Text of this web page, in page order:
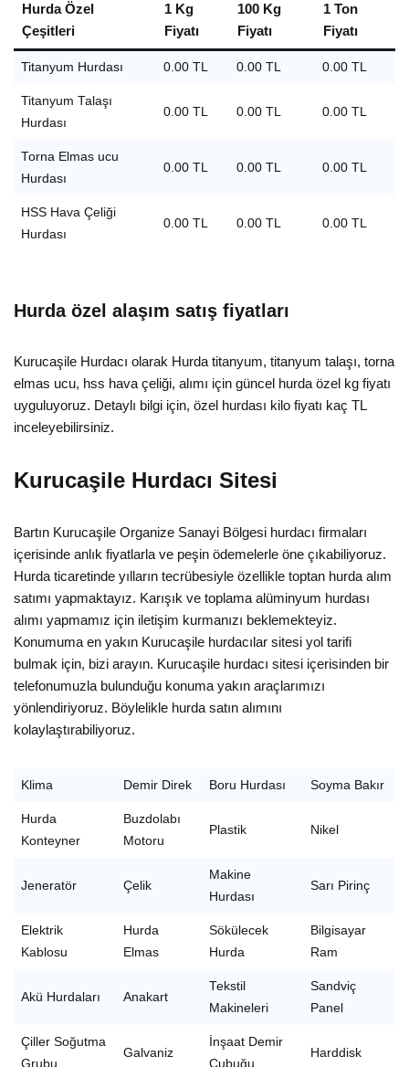
Hurda Özel
Çeşitleri
1 Kg
Fiyatı
100 Kg
Fiyatı
1 Ton
Fiyatı
Titanyum Hurdası 0.00 TL 0.00 TL 0.00 TL
Titanyum Talaşı
Hurdası
0.00 TL 0.00 TL 0.00 TL
Torna Elmas ucu
Hurdası
0.00 TL 0.00 TL 0.00 TL
HSS Hava Çeliği
Hurdası
0.00 TL 0.00 TL 0.00 TL
Hurda özel alaşım satış fiyatları
Kurucaşile Hurdacı olarak Hurda titanyum, titanyum talaşı, torna
elmas ucu, hss hava çeliği, alımı için güncel hurda özel kg fiyatı
uyguluyoruz. Detaylı bilgi için, özel hurdası kilo fiyatı kaç TL
inceleyebilirsiniz.
Kurucaşile Hurdacı Sitesi
Bartın Kurucaşile Organize Sanayi Bölgesi hurdacı firmaları
içerisinde anlık fiyatlarla ve peşin ödemelerle öne çıkabiliyoruz.
Hurda ticaretinde yılların tecrübesiyle özellikle toptan hurda alım
satımı yapmaktayız. Karışık ve toplama alüminyum hurdası
alımı yapmamız için iletişim kurmanızı beklemekteyiz.
Konumuma en yakın Kurucaşile hurdacılar sitesi yol tarifi
bulmak için, bizi arayın. Kurucaşile hurdacı sitesi içerisinden bir
telefonumuzla bulunduğu konuma yakın araçlarımızı
yönlendiriyoruz. Böylelikle hurda satın alımını
kolaylaştırabiliyoruz.
Klima Demir Direk Boru Hurdası Soyma Bakır
Hurda
Konteyner
Buzdolabı
Motoru
Plastik Nikel
Jeneratör Çelik
Makine
Hurdası
Sarı Pirinç
Elektrik
Kablosu
Hurda
Elmas
Sökülecek
Hurda
Bilgisayar
Ram
Akü Hurdaları Anakart
Tekstil
Makineleri
Sandviç
Panel
Çiller Soğutma
Grubu
Galvaniz
İnşaat Demir
Çubuğu
Harddisk